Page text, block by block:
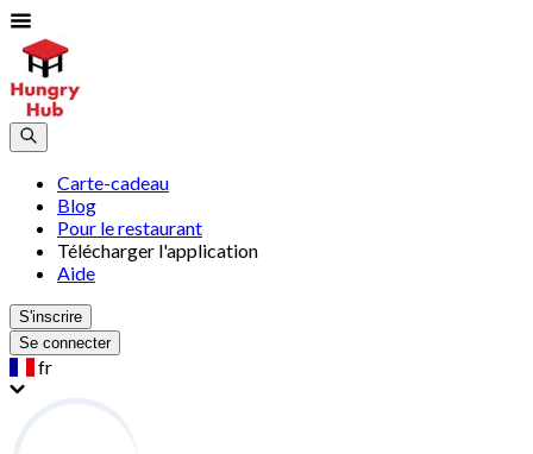
Carte-cadeau
Blog
Pour le restaurant
Télécharger l'application
Aide
S'inscrire
Se connecter
fr